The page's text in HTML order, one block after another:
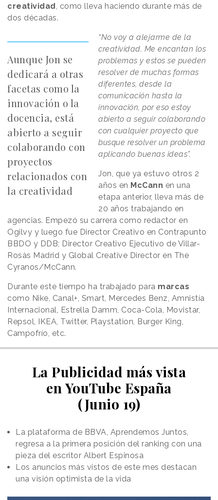
creatividad , como lleva haciendo durante más de
dos décadas.
Aunque Jon se
dedicará a otras
facetas como la
innovación o la
docencia, está
abierto a seguir
colaborando con
proyectos
relacionados con
la creatividad
“No voy a alejarme de la
creatividad. Me encantan los
problemas y estos se pueden
resolver de muchas formas
diferentes, desde la
comunicación hasta la
innovación, por eso estoy
abierto a seguir colaborando
con cualquier proyecto que
busque resolver un problema
aplicando buenas ideas”.
Jon, que ya estuvo otros 2
años en McCann en una
etapa anterior, lleva más de
20 años trabajando en
agencias. Empezó su carrera como redactor en
Ogilvy y luego fue Director Creativo en Contrapunto
BBDO y DDB; Director Creativo Ejecutivo de Villar-
Rosàs Madrid y Global Creative Director en The
Cyranos/McCann.
Durante este tiempo ha trabajado para marcas
como Nike, Canal+, Smart, Mercedes Benz, Amnistía
Internacional, Estrella Damm, Coca-Cola, Movistar,
Repsol, IKEA, Twitter, Playstation, Burger King,
Campofrío, etc.
La Publicidad más vista
en YouTube España
(Junio 19)
La plataforma de BBVA, Aprendemos Juntos,
regresa a la primera posición del ranking con una
pieza del escritor Albert Espinosa
Los anuncios más vistos de este mes destacan
una visión optimista de la vida